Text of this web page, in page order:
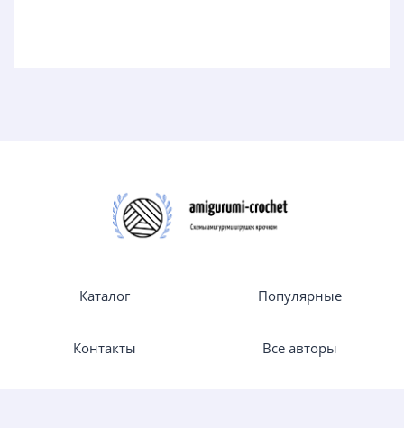
Каталог Популярные
Контакты Все авторы